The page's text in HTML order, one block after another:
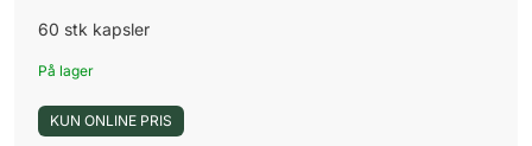
60 stk kapsler
På lager
KUN ONLINE PRIS